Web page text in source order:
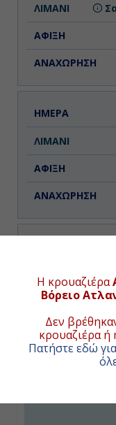
Η κρουαζιέρα
Βόρειο
Δεν
κρουαζιέρα ή
Πατήστε εδώ
ΧΑΡΤΗΣ
+
−